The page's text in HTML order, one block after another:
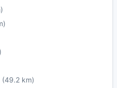
(49.2 km)